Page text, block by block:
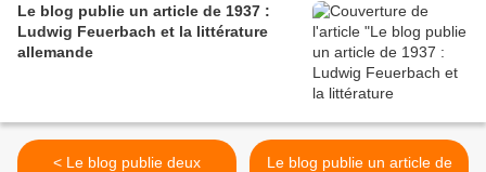
Le blog publie un article de 1937 :
Ludwig Feuerbach et la littérature
allemande
< Le blog publie deux
Le blog publie un article de